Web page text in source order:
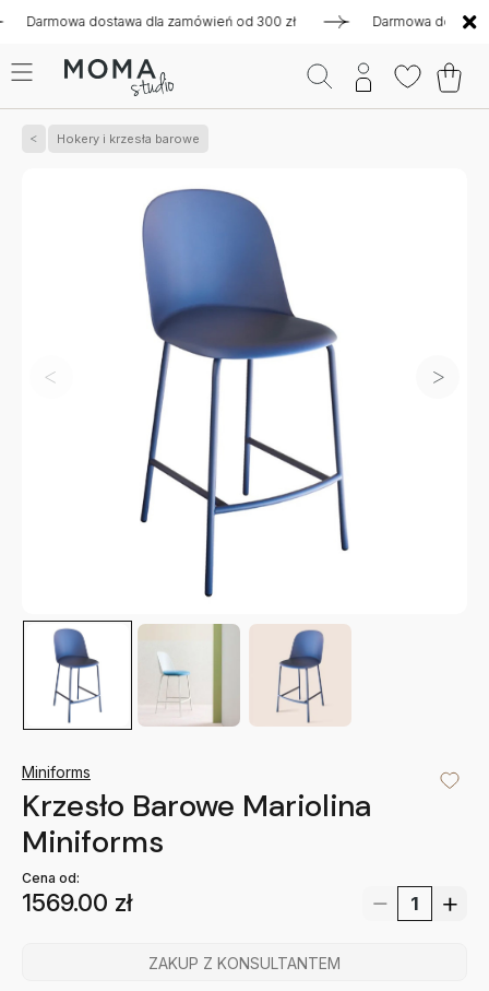
dostawa dla zamówień od 300 zł Darmowa dostawa dla
Hokery i krzesła barowe
Miniforms
Krzesło Barowe Mariolina
Miniforms
Cena od:
1569.00 zł
ZAKUP Z KONSULTANTEM